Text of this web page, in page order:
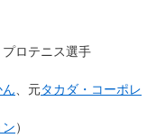
プロテニス選手
、元タカダ・コーポレ
）